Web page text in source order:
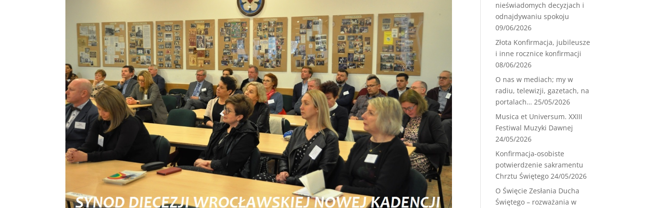
nieświadomych decyzjach i
odnajdywaniu spokoju
09/06/2026
Złota Konfirmacja, jubileusze
i inne rocznice konfirmacji
08/06/2026
O nas w mediach; my w
radiu, telewizji, gazetach, na
portalach… 25/05/2026
Musica et Universum. XXIII
Festiwal Muzyki Dawnej
24/05/2026
Konfirmacja-osobiste
potwierdzenie sakramentu
Chrztu Świętego 24/05/2026
O Święcie Zesłania Ducha
Świętego – rozważania w